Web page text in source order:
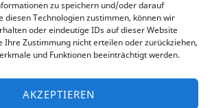
zu speichern und/oder darauf
diesen Technologien zustimmen, können wir
oder eindeutige IDs auf dieser Website
Ihre Zustimmung nicht erteilen oder zurückziehen,
und Funktionen beeinträchtigt werden.
AKZEPTIEREN